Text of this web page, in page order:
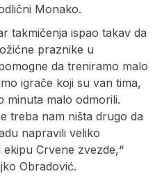
Monako.
takmičenja ispao takav da
praznike u
da treniramo malo
igrače koji su van tima,
minuta malo odmorili.
treba nam ništa drugo da
napravili veliko
Crvene zvezde,“
Obradović.